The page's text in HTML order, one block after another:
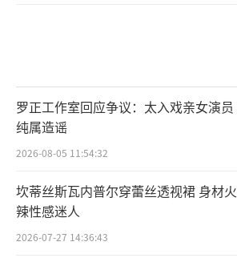
罗正工作室回应争议：太入戏亲女演员
纯属造谣
2026-08-05 11:54:32
坎蒂丝斯瓦内普尔穿蕾丝透视裙 身材火
辣性感迷人
2026-07-27 14:36:43